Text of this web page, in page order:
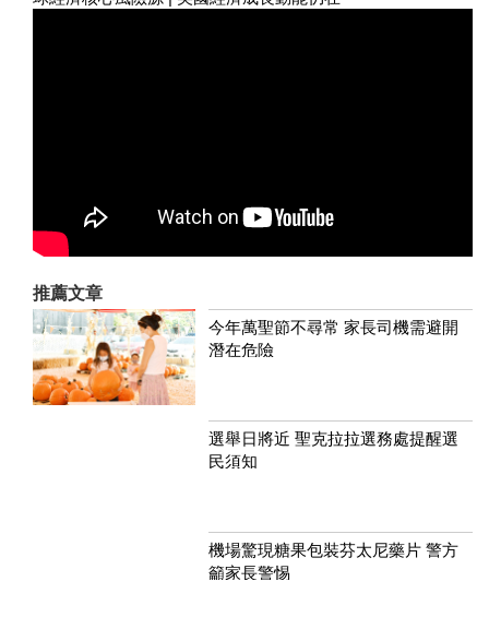
推薦文章
今年萬聖節不尋常 家長司機需避開
潛在危險
選舉日將近 聖克拉拉選務處提醒選
民須知
機場驚現糖果包裝芬太尼藥片 警方
籲家長警惕